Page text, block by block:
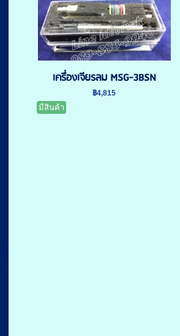
เครื่องเจียรลม MSG-3BSN
฿4,815
มีสินค้า